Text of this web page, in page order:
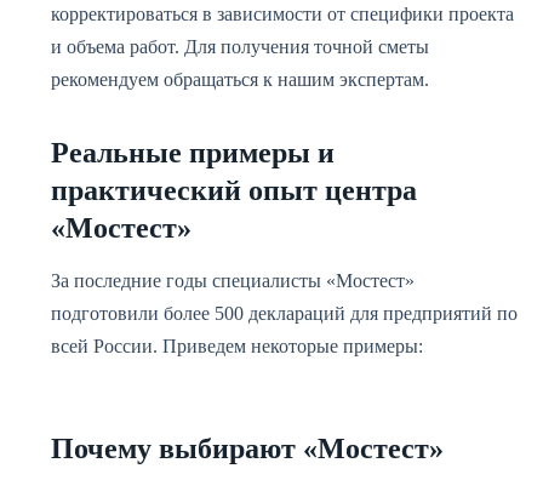
корректироваться в зависимости от специфики проекта
и объема работ. Для получения точной сметы
рекомендуем обращаться к нашим экспертам.
Реальные примеры и
практический опыт центра
«Мостест»
За последние годы специалисты «Мостест»
подготовили более 500 деклараций для предприятий по
всей России. Приведем некоторые примеры:
Почему выбирают «Мостест»